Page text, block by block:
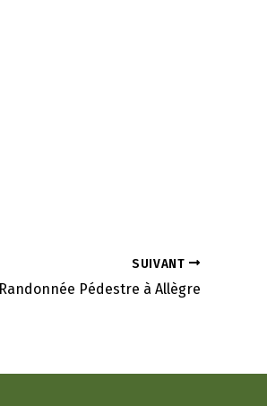
SUIVANT
Randonnée Pédestre à Allègre